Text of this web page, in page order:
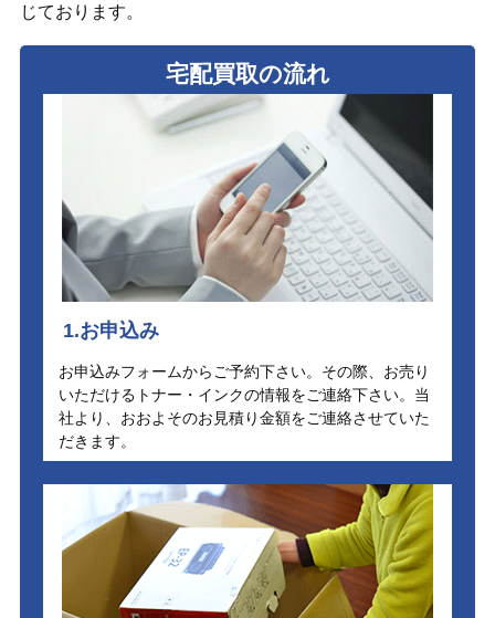
じております。
宅配買取の流れ
1.お申込み
お申込みフォームからご予約下さい。その際、お売り
いただけるトナー・インクの情報をご連絡下さい。当
社より、おおよそのお見積り金額をご連絡させていた
だきます。